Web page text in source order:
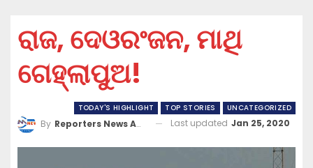
ରାଜ, ଦେଓରଂଜନ, ମାଥି
ଗେହ୍ଲାପୁଅ!
TODAY'S HIGHLIGHT TOP STORIES UNCATEGORIZED
By Reporters News Agency Last updated Jan 25, 2020